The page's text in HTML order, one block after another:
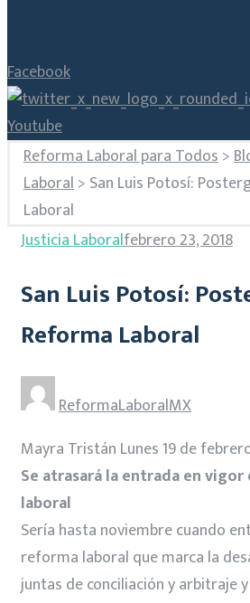
Facebook
Youtube
Reforma Laboral para Todos>
Laboral> San Luis Potosí:
Laboral
Justicia Laboralfebrero 23, 2018
San Luis Potosí:
Reforma Laboral
ReformaLaboralMX
Mayra Tristán Lunes 19 de
Se atrasará la entrada en
laboral
Sería hasta noviembre cuando
reforma laboral que marca la
juntas de conciliación y arbitraje